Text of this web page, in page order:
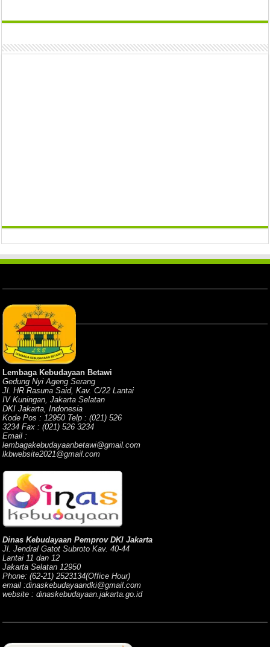
Lembaga Kebudayaan Betawi
Gedung Nyi Ageng Serang
Jl. HR Rasuna Said, Kav. C/22 Lantai
IV Kuningan, Jakarta Selatan
DKI Jakarta, Indonesia
Kode Pos : 12950 Telp : (021) 526
3234 Fax : (021) 526 3234
Email :
lembagakebudayaanbetawi@gmail.com
lkbwebsite2021@gmail.com
Dinas Kebudayaan Pemprov DKI Jakarta
Jl. Jendral Gatot Subroto Kav. 40-44
Lantai 11 dan 12
Jakarta Selatan 12950
Phone: (62-21) 2523134(Office Hour)
email :dinaskebudayaandki@gmail.com
website : dinaskebudayaan.jakarta.go.id